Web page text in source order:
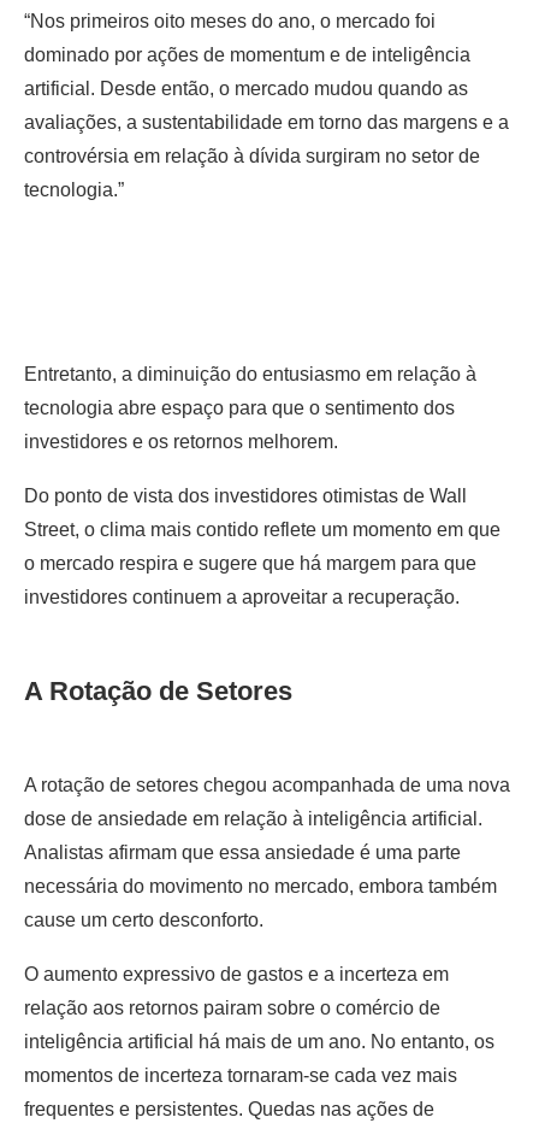
“Nos primeiros oito meses do ano, o mercado foi
dominado por ações de momentum e de inteligência
artificial. Desde então, o mercado mudou quando as
avaliações, a sustentabilidade em torno das margens e a
controvérsia em relação à dívida surgiram no setor de
tecnologia.”
Entretanto, a diminuição do entusiasmo em relação à
tecnologia abre espaço para que o sentimento dos
investidores e os retornos melhorem.
Do ponto de vista dos investidores otimistas de Wall
Street, o clima mais contido reflete um momento em que
o mercado respira e sugere que há margem para que
investidores continuem a aproveitar a recuperação.
A Rotação de Setores
A rotação de setores chegou acompanhada de uma nova
dose de ansiedade em relação à inteligência artificial.
Analistas afirmam que essa ansiedade é uma parte
necessária do movimento no mercado, embora também
cause um certo desconforto.
O aumento expressivo de gastos e a incerteza em
relação aos retornos pairam sobre o comércio de
inteligência artificial há mais de um ano. No entanto, os
momentos de incerteza tornaram-se cada vez mais
frequentes e persistentes. Quedas nas ações de